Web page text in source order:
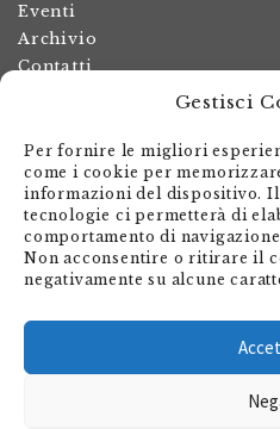
Gestisci
Per fornire le migliori
come i cookie per
informazioni del dispositivo. Il
tecnologie ci permetterà di
comportamento di
Non acconsentire o ritirare il
negativamente su alcune
Eventi
Archivio
Contatti
Termini e condizioni
Spese di spedizione
Politica dei resi
Informativa sulla privacy
Il mio account
Carrello
Via Giovanni Antonio Orelli
Casella postale 563